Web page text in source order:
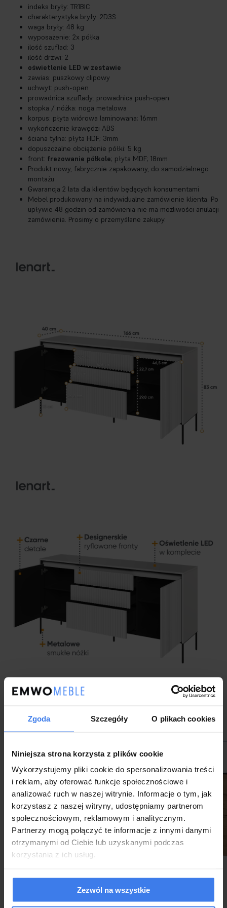
Zgoda Szczegóły O plikach cookies
Niniejsza strona korzysta z plików cookie
Wykorzystujemy pliki cookie do spersonalizowania treści
i reklam, aby oferować funkcje społecznościowe i
analizować ruch w naszej witrynie. Informacje o tym, jak
korzystasz z naszej witryny, udostępniamy partnerom
społecznościowym, reklamowym i analitycznym.
Partnerzy mogą połączyć te informacje z innymi danymi
otrzymanymi od Ciebie lub uzyskanymi podczas
korzystania z ich usług.
Zezwól na wszystkie
indeks bryły: TR1BIC
charakterystyka bryły: 2D3S
waga bryły: 48 kg
wyposażenie: 2x półka
ilość szuflad: 3
ilość drzwi: 2
oświetlenie LED w zestawie
zawias: puszkowy clipowy
uchwyt: push-open
prowadnica szuflady: prowadnica push-open
stopka / nóżka: noga metalowa
korpus: płyta wiórowa laminowana; 16mm
wykończenie krawędzi ABS
ściana tylna: płyta HDF; 3mm
dopuszczalne obciążenie półki: 5 kg
front: frezowanie półkole; płyta MDF; 18mm
Produkt nowy, fabrycznie zapakowany, do samodzielnego
montażu
Gwarancja 2 lata dla klientów będących konsumentami
Mebel produkowany na indywidualne zamówienie klienta. Po
upływie 48 godzin od zamówienia nie ma możliwości anulacji
zamówienia. Prosimy o przemyślane zakupy.
Inne produkty z tej kategorii